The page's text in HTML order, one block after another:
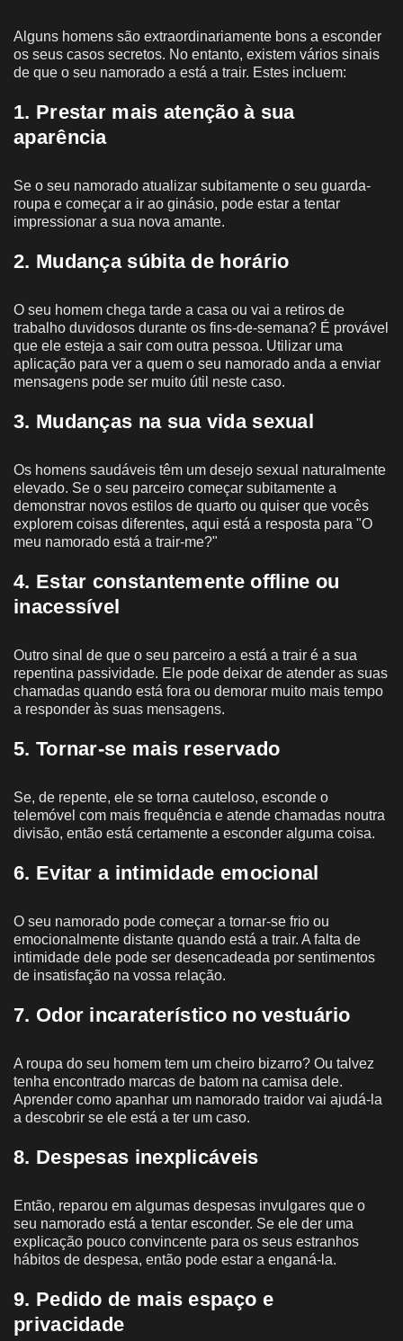
Alguns homens são extraordinariamente bons a esconder
os seus casos secretos. No entanto, existem vários sinais
de que o seu namorado a está a trair. Estes incluem:
1. Prestar mais atenção à sua
aparência
Se o seu namorado atualizar subitamente o seu guarda-
roupa e começar a ir ao ginásio, pode estar a tentar
impressionar a sua nova amante.
2. Mudança súbita de horário
O seu homem chega tarde a casa ou vai a retiros de
trabalho duvidosos durante os fins-de-semana? É provável
que ele esteja a sair com outra pessoa. Utilizar uma
aplicação para ver a quem o seu namorado anda a enviar
mensagens pode ser muito útil neste caso.
3. Mudanças na sua vida sexual
Os homens saudáveis têm um desejo sexual naturalmente
elevado. Se o seu parceiro começar subitamente a
demonstrar novos estilos de quarto ou quiser que vocês
explorem coisas diferentes, aqui está a resposta para "O
meu namorado está a trair-me?"
4. Estar constantemente offline ou
inacessível
Outro sinal de que o seu parceiro a está a trair é a sua
repentina passividade. Ele pode deixar de atender as suas
chamadas quando está fora ou demorar muito mais tempo
a responder às suas mensagens.
5. Tornar-se mais reservado
Se, de repente, ele se torna cauteloso, esconde o
telemóvel com mais frequência e atende chamadas noutra
divisão, então está certamente a esconder alguma coisa.
6. Evitar a intimidade emocional
O seu namorado pode começar a tornar-se frio ou
emocionalmente distante quando está a trair. A falta de
intimidade dele pode ser desencadeada por sentimentos
de insatisfação na vossa relação.
7. Odor incaraterístico no vestuário
A roupa do seu homem tem um cheiro bizarro? Ou talvez
tenha encontrado marcas de batom na camisa dele.
Aprender como apanhar um namorado traidor vai ajudá-la
a descobrir se ele está a ter um caso.
8. Despesas inexplicáveis
Então, reparou em algumas despesas invulgares que o
seu namorado está a tentar esconder. Se ele der uma
explicação pouco convincente para os seus estranhos
hábitos de despesa, então pode estar a enganá-la.
9. Pedido de mais espaço e
privacidade